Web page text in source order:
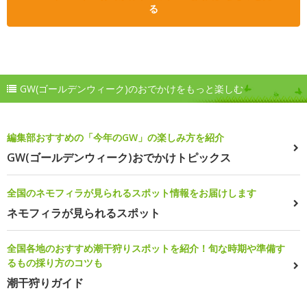
る
GW(ゴールデンウィーク)のおでかけをもっと楽しむ
編集部おすすめの「今年のGW」の楽しみ方を紹介
GW(ゴールデンウィーク)おでかけトピックス
全国のネモフィラが見られるスポット情報をお届けします
ネモフィラが見られるスポット
全国各地のおすすめ潮干狩りスポットを紹介！旬な時期や準備す
るもの採り方のコツも
潮干狩りガイド